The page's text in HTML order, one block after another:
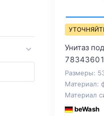
Унитаз
Размеры:
Материал:
Материал
beWash